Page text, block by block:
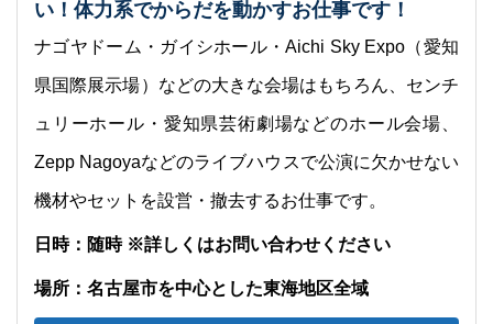
い！体力系でからだを動かすお仕事です！
ナゴヤドーム・ガイシホール・Aichi Sky Expo（愛知
県国際展示場）などの大きな会場はもちろん、センチ
ュリーホール・愛知県芸術劇場などのホール会場、
Zepp Nagoyaなどのライブハウスで公演に欠かせない
機材やセットを設営・撤去するお仕事です。
日時：随時 ※詳しくはお問い合わせください
場所：名古屋市を中心とした東海地区全域